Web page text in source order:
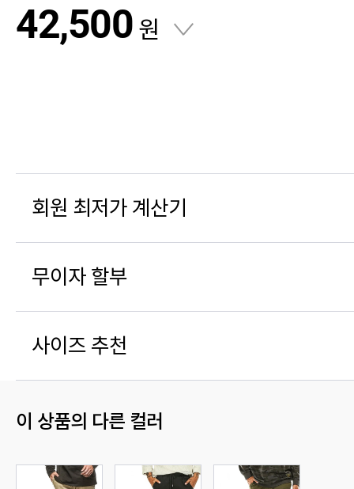
42,500 원
회원 최저가 계산기
무이자 할부
사이즈 추천
이 상품의 다른 컬러